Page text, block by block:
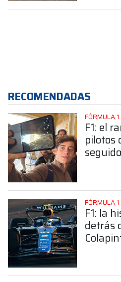
RECOMENDADAS
FÓRMULA 1
F1: el
pilotos
FÓRMULA 1
F1: la
detrás